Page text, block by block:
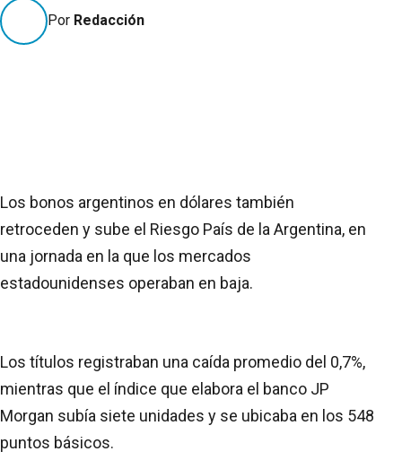
Por Redacción
Los bonos argentinos en dólares también
retroceden y sube el Riesgo País de la Argentina, en
una jornada en la que los mercados
estadounidenses operaban en baja.
Los títulos registraban una caída promedio del 0,7%,
mientras que el índice que elabora el banco JP
Morgan subía siete unidades y se ubicaba en los 548
puntos básicos.